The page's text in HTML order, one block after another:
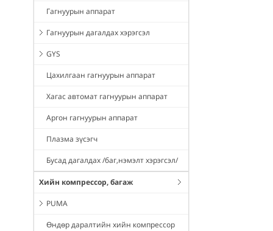
Гагнуурын аппарат
Гагнуурын дагалдах хэрэгсэл
GYS
Цахилгаан гагнуурын аппарат
Хагас автомат гагнуурын аппарат
Аргон гагнуурын аппарат
Плазма зүсэгч
Бусад дагалдах /баг,нэмэлт хэрэгсэл/
Хийн компрессор, багаж
PUMA
Өндөр даралтийн хийн компрессор